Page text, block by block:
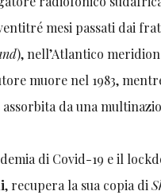
mesi passati dai
), nell’Atlantico
muore nel 1983,
da una
di Covid-19 e il
, recupera la sua copia di